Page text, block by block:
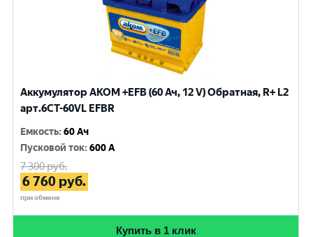
Аккумулятор AKOM +EFB (60 Ач, 12 V) Обратная, R+ L2
арт.6CТ-60VL EFBR
Емкость:60 Ач
Пусковой ток:600 A
7 300руб.
6 760 руб.
при обмене
Купить в 1 клик